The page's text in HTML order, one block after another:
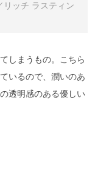
リッチ ラスティン
しまうもの。こちら
いるので、潤いのあ
透明感のある優しい